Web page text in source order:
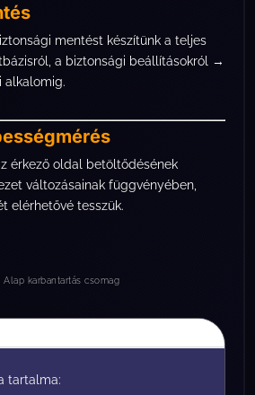
mentést készítünk a teljes
a biztonsági beállításokról →
alkalomig.
érkező oldal betöltődésének
változásainak függvényében,
elérhetővé tesszük.
karbantartás csomag
tartalma: